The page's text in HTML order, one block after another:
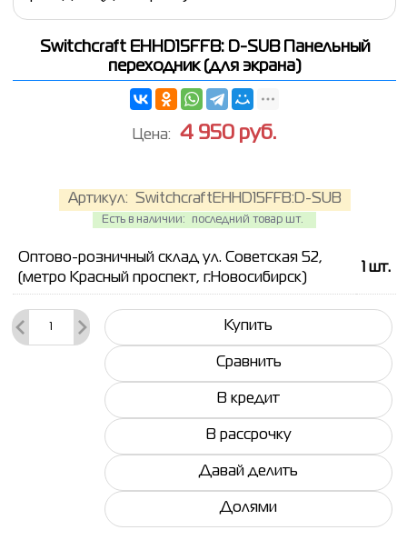
Switchcraft EHHD15FFB: D-SUB Панельный
переходник (для экрана)
Артикул: SwitchcraftEHHD15FFB:D-SUB
Есть в наличии: последний товар шт.
Цена: 4 950 руб.
Оптово-розничный склад ул. Советская 52,
(метро Красный проспект, г.Новосибирск)
шт.
Купить
Сравнить
В кредит
В рассрочку
Давай делить
Долями